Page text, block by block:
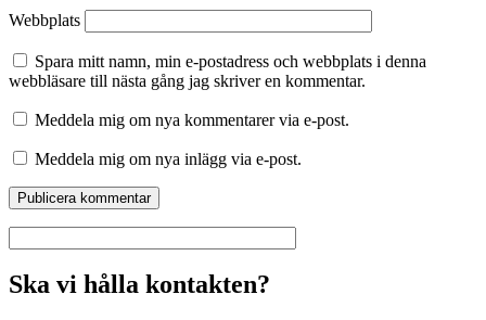
Webbplats
Spara mitt namn, min e-postadress och webbplats i denna
webbläsare till nästa gång jag skriver en kommentar.
Meddela mig om nya kommentarer via e-post.
Meddela mig om nya inlägg via e-post.
Ska vi hålla kontakten?